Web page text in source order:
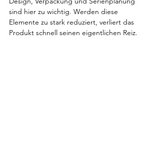
sind hier zu wichtig. Werden diese
Elemente zu stark reduziert, verliert das
Produkt schnell seinen eigentlichen Reiz.